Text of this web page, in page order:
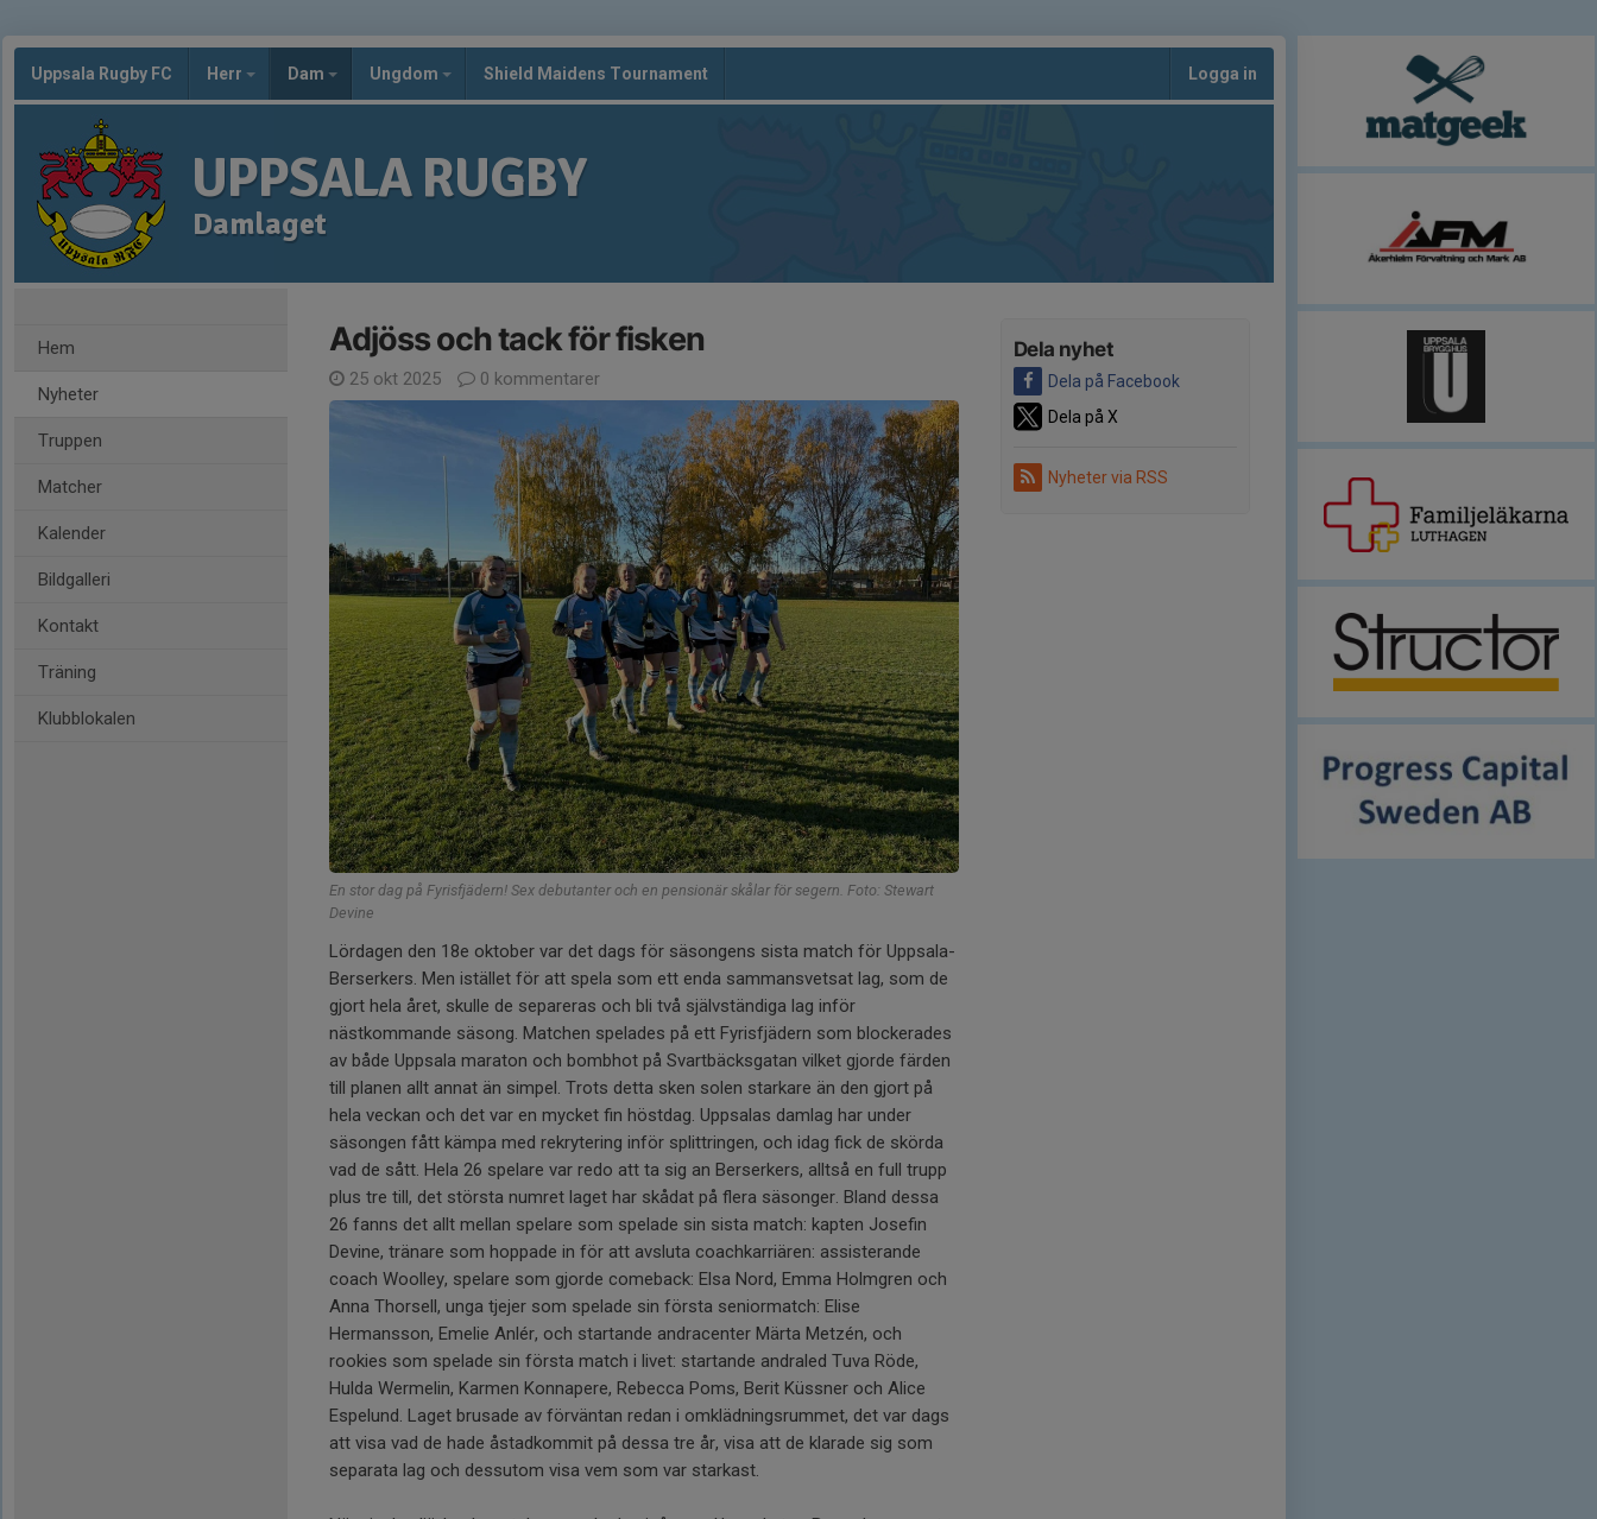
Uppsala Rugby FC Herr Dam Ungdom Shield Maidens Tournament Logga in
UPPSALA RUGBY
Damlaget
Hem
Nyheter
Truppen
Matcher
Kalender
Bildgalleri
Kontakt
Träning
Klubblokalen
Dela nyhet
Dela på Facebook
Dela på X
Nyheter via RSS
Adjöss och tack för fisken
25 okt 2025 0 kommentarer
En stor dag på Fyrisfjädern! Sex debutanter och en pensionär skålar för segern. Foto: Stewart
Devine
Lördagen den 18e oktober var det dags för säsongens sista match för Uppsala-
Berserkers. Men istället för att spela som ett enda sammansvetsat lag, som de
gjort hela året, skulle de separeras och bli två självständiga lag inför
nästkommande säsong. Matchen spelades på ett Fyrisfjädern som blockerades
av både Uppsala maraton och bombhot på Svartbäcksgatan vilket gjorde färden
till planen allt annat än simpel. Trots detta sken solen starkare än den gjort på
hela veckan och det var en mycket fin höstdag. Uppsalas damlag har under
säsongen fått kämpa med rekrytering inför splittringen, och idag fick de skörda
vad de sått. Hela 26 spelare var redo att ta sig an Berserkers, alltså en full trupp
plus tre till, det största numret laget har skådat på flera säsonger. Bland dessa
26 fanns det allt mellan spelare som spelade sin sista match: kapten Josefin
Devine, tränare som hoppade in för att avsluta coachkarriären: assisterande
coach Woolley, spelare som gjorde comeback: Elsa Nord, Emma Holmgren och
Anna Thorsell, unga tjejer som spelade sin första seniormatch: Elise
Hermansson, Emelie Anlér, och startande andracenter Märta Metzén, och
rookies som spelade sin första match i livet: startande andraled Tuva Röde,
Hulda Wermelin, Karmen Konnapere, Rebecca Poms, Berit Küssner och Alice
Espelund. Laget brusade av förväntan redan i omklädningsrummet, det var dags
att visa vad de hade åstadkommit på dessa tre år, visa att de klarade sig som
separata lag och dessutom visa vem som var starkast.